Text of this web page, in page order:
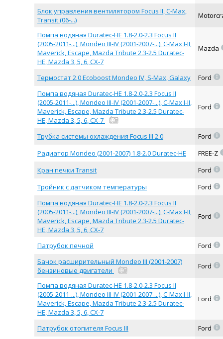
Блок управления вентилятором Focus II, C-Max,
Transit (06-...)
Помпа водяная Duratec-HE 1.8-2.0-2.3 Focus II
(2005-2011-...), Mondeo III-IV (2001-2007-...), C-Max I-II,
Maverick, Escape, Mazda Tribute 2.3-2.5 Duratec-
HE, Mazda 3, 5, 6, CX-7
Mazda
Термостат 2.0 Ecoboost Mondeo IV, S-Max, Galaxy Ford =
Помпа водяная Duratec-HE 1.8-2.0-2.3 Focus II
(2005-2011-...), Mondeo III-IV (2001-2007-...), C-Max I-II,
Maverick, Escape, Mazda Tribute 2.3-2.5 Duratec-
HE, Mazda 3, 5, 6, CX-7
Ford =
Трубка системы охлаждения Focus III 2.0 Ford =
Радиатор Mondeo (2001-2007) 1.8-2.0 Duratec-HE FREE-Z
Кран печки Transit Ford =
Тройник с датчиком температуры Ford =
Помпа водяная Duratec-HE 1.8-2.0-2.3 Focus II
(2005-2011-...), Mondeo III-IV (2001-2007-...), C-Max I-II,
Maverick, Escape, Mazda Tribute 2.3-2.5 Duratec-
HE, Mazda 3, 5, 6, CX-7
Ford =
Патрубок печной Ford =
Бачок расширительный Mondeo III (2001-2007)
бензиновые двигатели
Ford =
Помпа водяная Duratec-HE 1.8-2.0-2.3 Focus II
(2005-2011-...), Mondeo III-IV (2001-2007-...), C-Max I-II,
Maverick, Escape, Mazda Tribute 2.3-2.5 Duratec-
HE, Mazda 3, 5, 6, CX-7
Ford =
Патрубок отопителя Focus III Ford =